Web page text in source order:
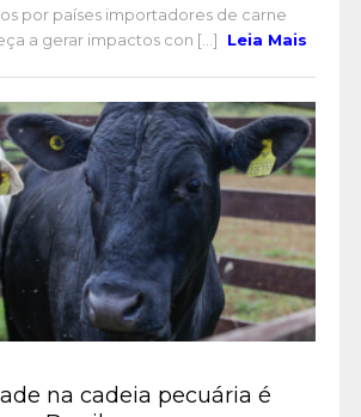
por países importadores de carne
a gerar impactos con [...]
Leia Mais
na cadeia pecuária é